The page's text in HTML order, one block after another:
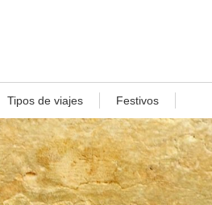
Tipos de viajes Festivos